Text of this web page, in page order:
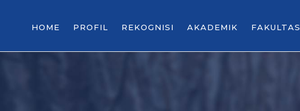
HOME PROFIL REKOGNISI AKADEMIK FAKULTAS